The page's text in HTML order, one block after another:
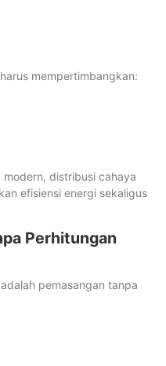
mempertimbangkan:
distribusi cahaya
efisiensi energi sekaligus
Perhitungan
pemasangan tanpa